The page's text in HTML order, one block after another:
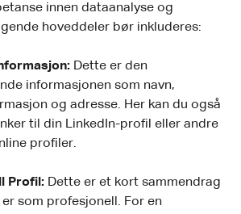
innen dataanalyse og
hoveddeler bør inkluderes:
Dette er den
informasjonen som navn,
og adresse. Her kan du også
til din LinkedIn-profil eller andre
profiler.
Profil: Dette er et kort sammendrag
er som profesjonell. For en